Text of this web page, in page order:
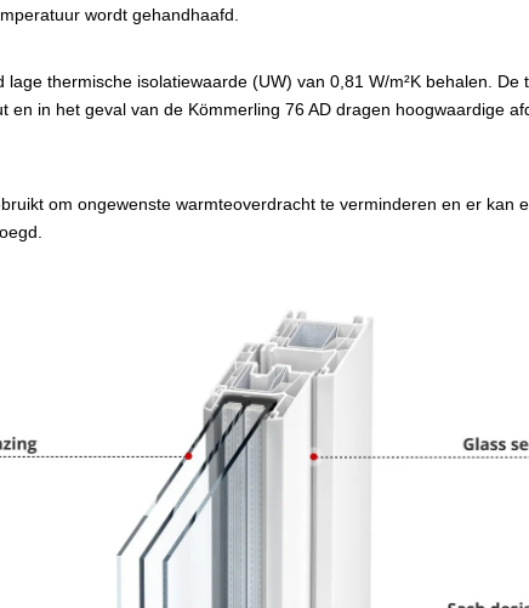
wordt gehandhaafd.
thermische isolatiewaarde (UW) van 0,81 W/m²K behalen.
en in het geval van de Kömmerling 76 AD dragen hoogwaardige
om ongewenste warmteoverdracht te verminderen en er kan